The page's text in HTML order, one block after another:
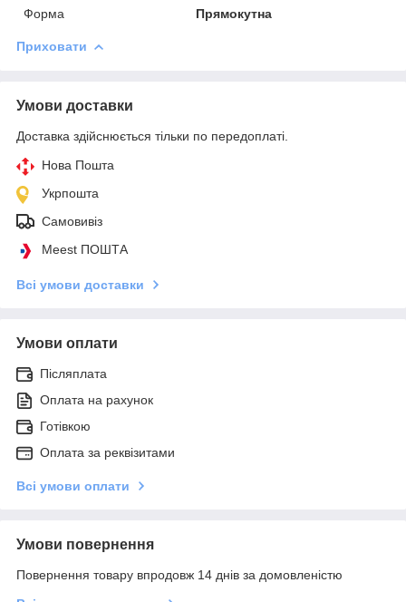
Форма
Прямокутна
Приховати
Умови доставки
Доставка здійснюється тільки по передоплаті.
Нова Пошта
Укрпошта
Самовивіз
Meest ПОШТА
Всі умови доставки
Умови оплати
Післяплата
Оплата на рахунок
Готівкою
Оплата за реквізитами
Всі умови оплати
Умови повернення
Повернення товару впродовж 14 днів за домовленістю